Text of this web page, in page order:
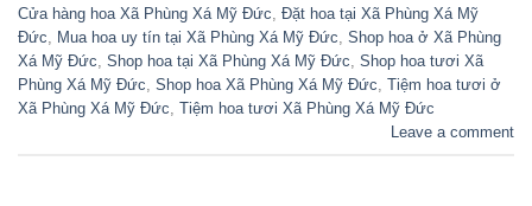
Cửa hàng hoa Xã Phùng Xá Mỹ Đức Đặt hoa tại Xã Phùng Xá Mỹ
Đức
Mua hoa uy tín tại Xã Phùng Xá Mỹ Đức Shop hoa ở Xã Phùng
Xá Mỹ Đức Shop hoa tại Xã Phùng Xá Mỹ Đức Shop hoa tươi Xã
Phùng Xá Mỹ Đức Shop hoa Xã Phùng Xá Mỹ Đức Tiệm hoa tươi ở
Xã Phùng Xá Mỹ Đức Tiệm hoa tươi Xã Phùng Xá Mỹ Đức
Leave a comment